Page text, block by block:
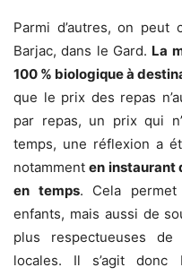
Parmi d’autres, on
Barjac, dans le Gard. La
100 % biologique à
que le prix des repas
par repas, un prix qui
temps, une réflexion a
notammenten instaurant
en temps. Cela permet
enfants, mais aussi de
plus respectueuses de
locales. Il s’agit donc